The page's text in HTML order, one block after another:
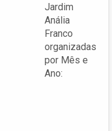
Jardim
Anália
Franco
organizadas
por Mês e
Ano: